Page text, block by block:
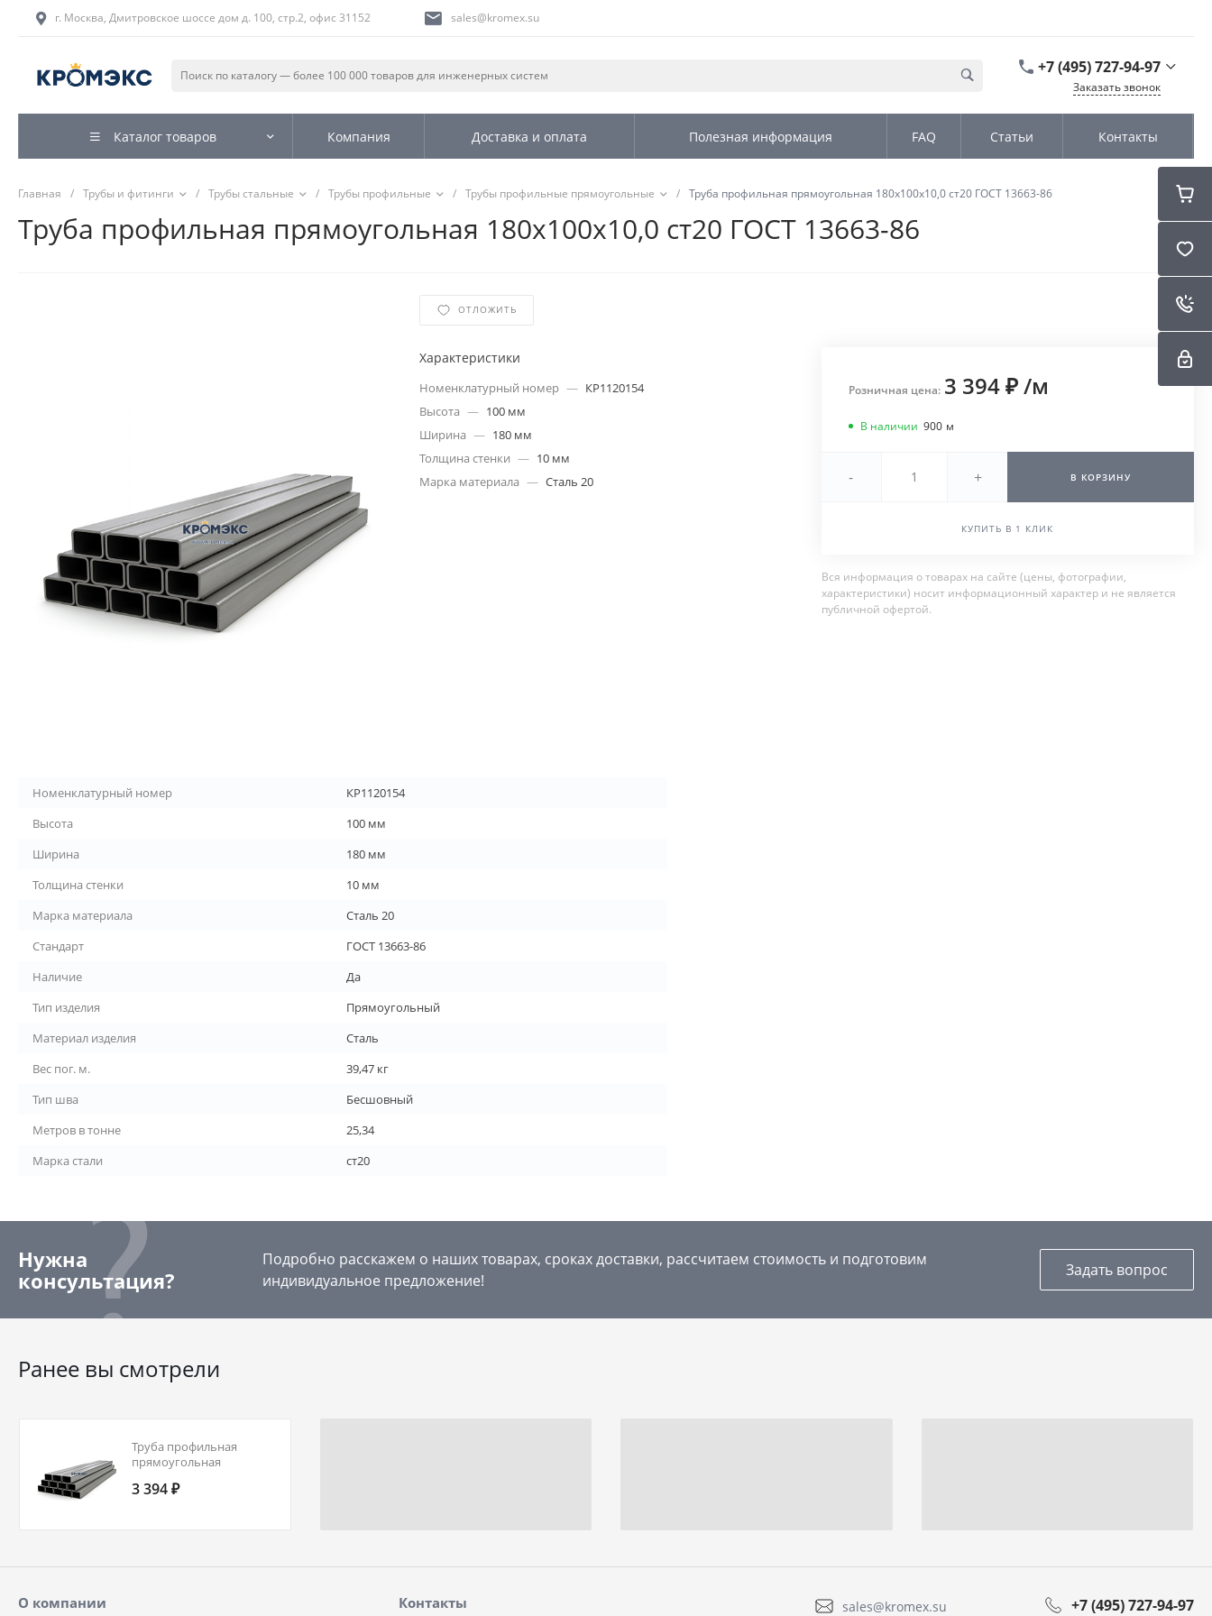
г. Москва, Дмитровское шоссе дом д. 100, стр.2, офис 31152 sales@kromex.su
+7 (495) 727-94-97
Пн-Чт: 9:00-18:00 Пт
Заказать звонок
Каталог товаров Компания Доставка и оплата Полезная информация FAQ Статьи Контакты
Главная / Трубы и фитинги / Трубы стальные / Трубы профильные / Трубы профильные прямоугольные / Труба профильная прямоугольная 180х100х10,0 ст20 ГОСТ 13663-86
Труба профильная прямоугольная 180х100х10,0 ст20 ГОСТ 13663-86
ОТЛОЖИТЬ
Характеристики
Номенклатурный номер — КР1120154
Высота — 100 мм
Ширина — 180 мм
Толщина стенки — 10 мм
Марка материала — Сталь 20
Розничная цена: 3 394 ₽/м
В наличии 900 м
- + В КОРЗИНУ
КУПИТЬ В 1 КЛИК
Вся информация о товарах на сайте (цены, фотографии,
характеристики) носит информационный характер и не является
публичной офертой.
Номенклатурный номер
КР1120154
Высота
100 мм
Ширина
180 мм
Толщина стенки
10 мм
Марка материала
Сталь 20
Стандарт
ГОСТ 13663-86
Наличие
Да
Тип изделия
Прямоугольный
Материал изделия
Сталь
Вес пог. м.
39,47 кг
Тип шва
Бесшовный
Метров в тонне
25,34
Марка стали
ст20
Нужна
консультация?
Подробно расскажем о наших товарах, сроках доставки, рассчитаем стоимость и подготовим
индивидуальное предложение!
Задать вопрос
Ранее вы смотрели
Труба профильная
прямоугольная
13663-86
3 394 ₽
О компании Контакты sales@kromex.su +7 (495) 727-94-97